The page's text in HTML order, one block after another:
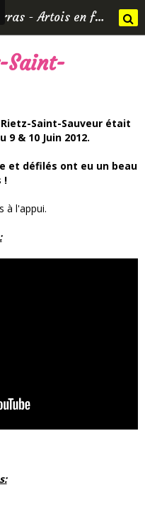
Fêtes foraines d'Arras - Artois en fêtes
Saint-
Saint-Sauveur était
& 10 Juin 2012.
et défilés ont eu un beau
!
à l'appui.